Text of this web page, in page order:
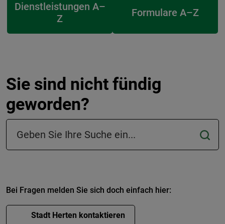
Dienstleistungen A–
Z
Formulare A–Z
Sie sind nicht fündig
geworden?
Suchfeld in der Fußzeile
Bei Fragen melden Sie sich doch einfach hier:
Stadt Herten kontaktieren